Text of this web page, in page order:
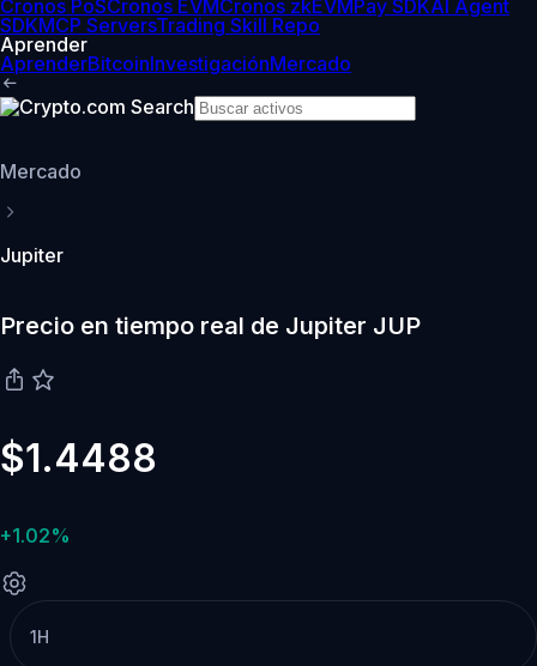
Cronos PoSCronos EVMCronos zkEVMPay SDKAI Agent
SDKMCP ServersTrading Skill Repo
Aprender
AprenderBitcoinInvestigaciónMercado
Mercado
Jupiter
Precio en tiempo real de Jupiter JUP
$1.4488
+1.02%
1H